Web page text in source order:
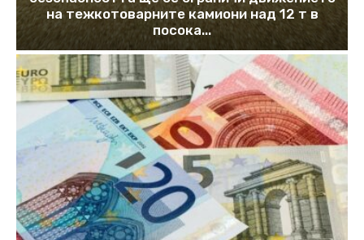
на тежкотоварните камиони над 12 т в
посока...